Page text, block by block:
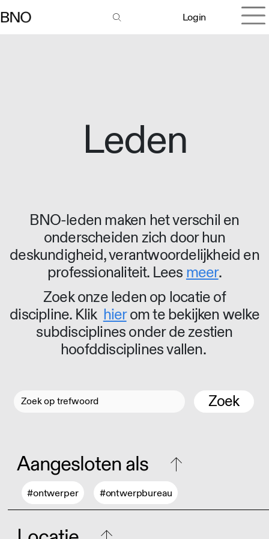
Login
Leden
BNO-leden maken het verschil en
onderscheiden zich door hun
deskundigheid, verantwoordelijkheid en
professionaliteit. Lees meer.
Zoek onze leden op locatie of
discipline. Klik hierom te bekijken welke
subdisciplines onder de zestien
hoofddisciplines vallen.
Zoek
Aangesloten als
#ontwerper #ontwerpbureau